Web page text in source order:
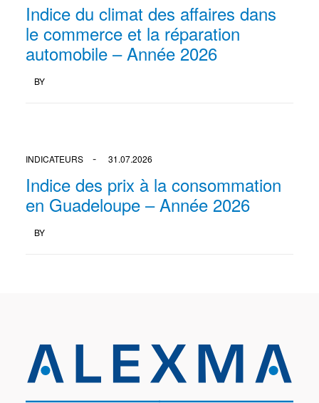
Indice du climat des affaires dans
le commerce et la réparation
automobile – Année 2026
BY
INDICATEURS 31.07.2026
Indice des prix à la consommation
en Guadeloupe – Année 2026
BY